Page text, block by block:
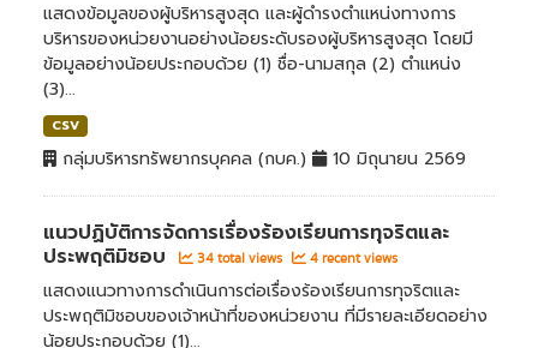
แสดงข้อมูลของผู้บริหารสูงสุด และผู้ดำรงตำแหน่งทางการ
บริหารของหน่วยงานอย่างน้อยระดับรองผู้บริหารสูงสุด โดยมี
ข้อมูลอย่างน้อยประกอบด้วย (1) ชื่อ-นามสกุล (2) ตำแหน่ง
(3)...
CSV
กลุ่มบริหารทรัพยากรบุคคล (กบค.) 10 มิถุนายน 2569
แนวปฏิบัติการจัดการเรื่องร้องเรียนการทุจริตและ
ประพฤติมิชอบ
34 total views 4 recent views
แสดงแนวทางการดำเนินการต่อเรื่องร้องเรียนการทุจริตและ
ประพฤติมิชอบของเจ้าหน้าที่ของหน่วยงาน ที่มีรายละเอียดอย่าง
น้อยประกอบด้วย (1)...